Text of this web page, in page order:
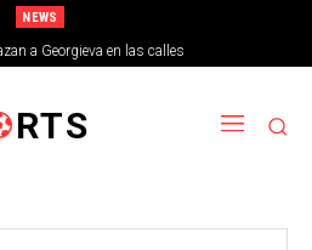
NEWS
a Georgieva en las calles
RTS